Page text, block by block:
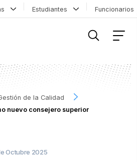
Estudiantes
de la Calidad
nuevo consejero superior
Octubre 2025